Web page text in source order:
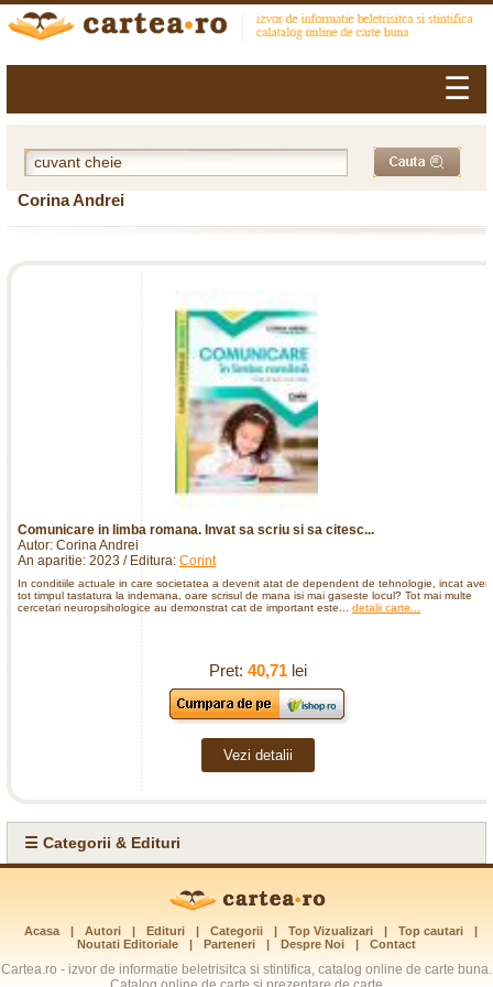
☰
Corina Andrei
Comunicare in limba romana. Invat sa scriu si sa citesc...
Autor: Corina Andrei
An aparitie: 2023 / Editura: Corint
In conditiile actuale in care societatea a devenit atat de dependent de tehnologie, incat avem
tot timpul tastatura la indemana, oare scrisul de mana isi mai gaseste locul? Tot mai multe
cercetari neuropsihologice au demonstrat cat de important este... detalii carte...
Pret: 40,71lei
Vezi detalii
☰ Categorii & Edituri
Acasa Autori Edituri Categorii Top Vizualizari Top cautari
Noutati Editoriale
Parteneri Despre Noi Contact
Cartea.ro - izvor de informatie beletrisitca si stintifica, catalog online de carte buna.